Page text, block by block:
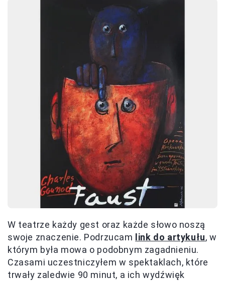
W teatrze każdy gest oraz każde słowo noszą
swoje znaczenie. Podrzucam
link do artykułu, w
którym była mowa o podobnym zagadnieniu.
Czasami uczestniczyłem w spektaklach, które
trwały zaledwie 90 minut, a ich wydźwięk